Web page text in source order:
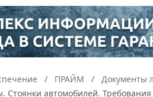
ПРАЙМ Документы
автомобилей.